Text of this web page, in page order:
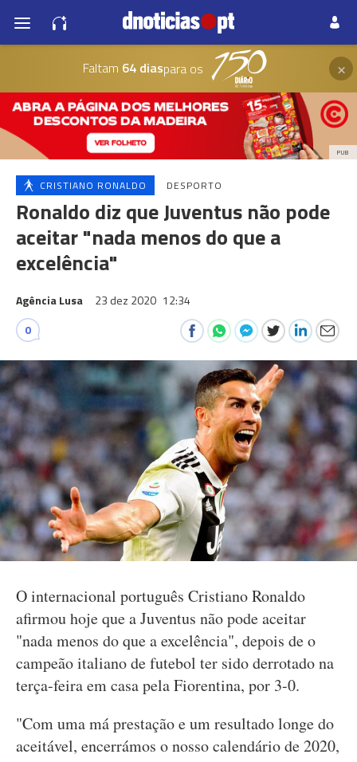
Faltam 64 diaspara os ×
PUB
CRISTIANO RONALDO DESPORTO
Ronaldo diz que Juventus não pode
aceitar "nada menos do que a
excelência"
Agência Lusa 23 dez 2020 12:34
0
O internacional português Cristiano Ronaldo
afirmou hoje que a Juventus não pode aceitar
"nada menos do que a excelência", depois de o
campeão italiano de futebol ter sido derrotado na
terça-feira em casa pela Fiorentina, por 3-0.
"Com uma má prestação e um resultado longe do
aceitável, encerrámos o nosso calendário de 2020,